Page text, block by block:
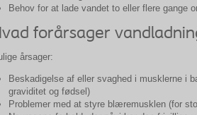
Behov for at lade vandet to eller flere gange
forårsager
årsager:
Beskadigelse af eller svaghed i musklerne i
graviditet og fødsel)
Problemer med at styre blæremusklen (for